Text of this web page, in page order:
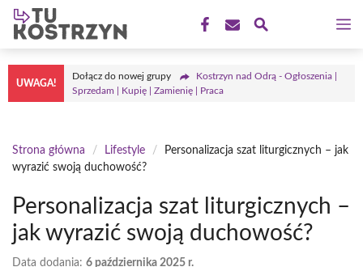
Przejdź
treści
UWAGA!
Dołącz do nowej grupy
Kostrzyn nad Odrą - Ogłoszenia |
Sprzedam | Kupię | Zamienię | Praca
Strona główna / Lifestyle /
Personalizacja szat liturgicznych – jak
wyrazić swoją duchowość?
Personalizacja szat liturgicznych –
jak wyrazić swoją duchowość?
Data dodania: 6 października 2025 r.